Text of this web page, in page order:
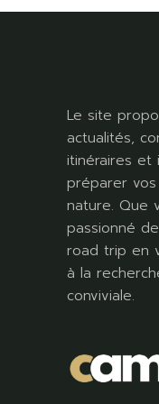
Le site
actualités,
itinéraires et
préparer
nature. Que
passionné
road trip en
à la
conviviale.